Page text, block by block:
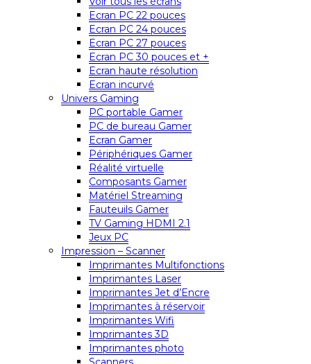
Ecran PC 22 pouces
Ecran PC 24 pouces
Ecran PC 27 pouces
Ecran PC 30 pouces et +
Ecran haute résolution
Ecran incurvé
Univers Gaming
PC portable Gamer
PC de bureau Gamer
Ecran Gamer
Périphériques Gamer
Réalité virtuelle
Composants Gamer
Matériel Streaming
Fauteuils Gamer
TV Gaming HDMI 2.1
Jeux PC
Impression – Scanner
Imprimantes Multifonctions
Imprimantes Laser
Imprimantes Jet d’Encre
Imprimantes à réservoir
Imprimantes Wifi
Imprimantes 3D
Imprimantes photo